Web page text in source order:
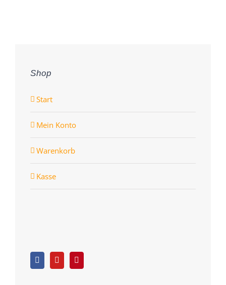
Shop
Start
Mein Konto
Warenkorb
Kasse